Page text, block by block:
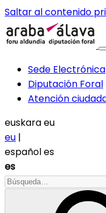
Saltar al contenido
Sede Electrónica
Diputación Foral
Atención
euskaraeu
eu |
españoles
es